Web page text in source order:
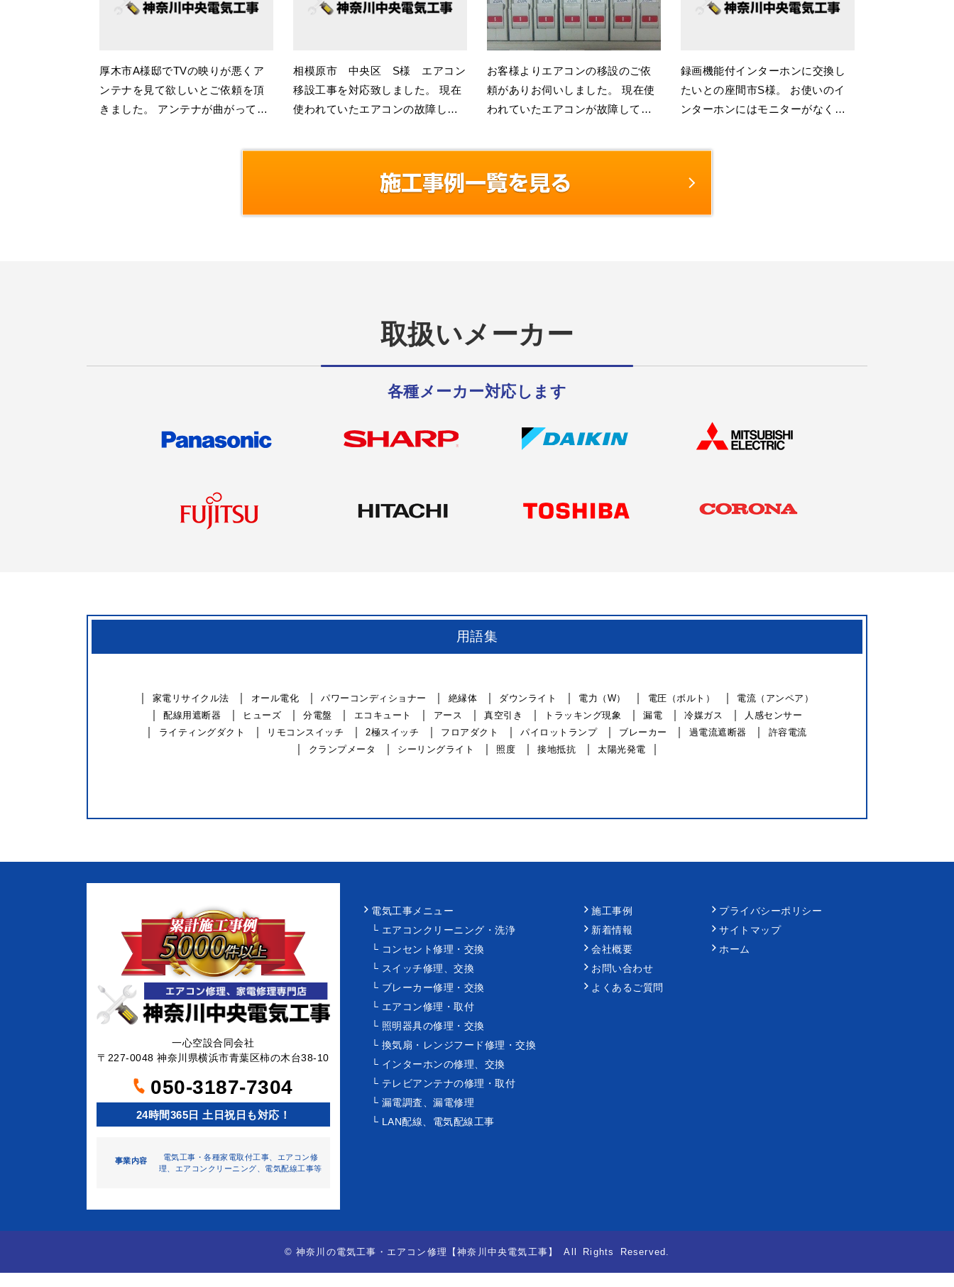
厚木市A様邸でTVの映りが悪くア
ンテナを見て欲しいとご依頼を頂
きました。 アンテナが曲がってし
させていただきました。 台風･･･
相模原市 中央区 S様 エアコン
移設工事を対応致しました。 現在
使われていたエアコンの故障して
ていなくて型の新しいものが･･･
お客様よりエアコンの移設のご依
頼がありお伺いしました。 現在使
われていたエアコンが故障してし
いなくて型の新しいものが･･･
録画機能付インターホンに交換し
たいとの座間市S様。 お使いのイ
ンターホンにはモニターがなく、
頼めば良いのかお困りでしたが、
取扱いメーカー
各種メーカー対応します
用語集
家電リサイクル法 オール電化 パワーコンディショナー 絶縁体 ダウンライト 電力（W） 電圧（ボルト）
電流（アンペア）
配線用遮断器
ヒューズ 分電盤 エコキュート アース 真空引き トラッキング現象 漏電 冷媒ガス
人感センサー
ライティングダクト
リモコンスイッチ 2極スイッチ フロアダクト パイロットランプ ブレーカー 過電流遮断器
許容電流
クランプメータ
シーリングライト 照度 接地抵抗 太陽光発電
一心空設合同会社
〒227-0048 神奈川県横浜市青葉区柿の木台38-10
050-3187-7304
24時間365日 土日祝日も対応！
事業内容
電気工事・各種家電取付工事、エアコン修
理、エアコンクリーニング、電気配線工事等
電気工事メニュー
エアコンクリーニング・洗浄
コンセント修理・交換
スイッチ修理、交換
ブレーカー修理・交換
エアコン修理・取付
照明器具の修理・交換
換気扇・レンジフード修理・交換
インターホンの修理、交換
テレビアンテナの修理・取付
漏電調査、漏電修理
LAN配線、電気配線工事
施工事例
新着情報
会社概要
お問い合わせ
よくあるご質問
プライバシーポリシー
サイトマップ
ホーム
© 神奈川の電気工事・エアコン修理【神奈川中央電気工事】 All Rights Reserved.